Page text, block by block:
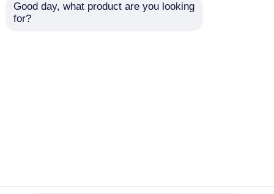
品質 繊維光学の受動の部品中国工場.Copyright ©
Good day, what product are you looking
for?